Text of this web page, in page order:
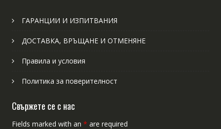
ГАРАНЦИИ И ИЗПИТВАНИЯ
ДОСТАВКА, ВРЪЩАНЕ И ОТМЕНЯНЕ
Правила и условия
Политика за поверителност
Свържете се с нас
Fields marked with an * are required